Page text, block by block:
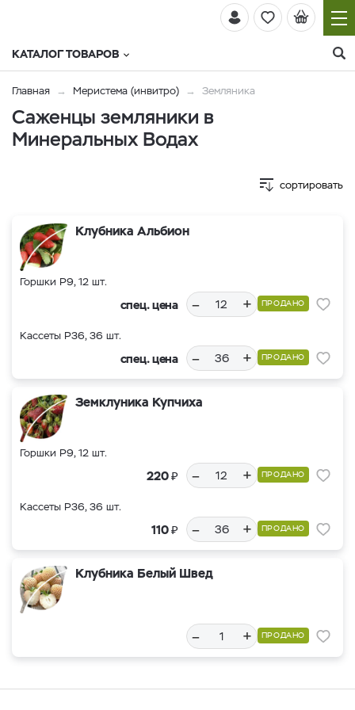
КАТАЛОГ ТОВАРОВ
Главная Меристема (инвитро) Земляника
Саженцы земляники в
Минеральных Водах
сортировать
Клубника Альбион
Горшки Р9, 12 шт.
спец. цена – + ПРОДАНО
Кассеты Р36, 36 шт.
спец. цена – + ПРОДАНО
Земклуника Купчиха
Горшки Р9, 12 шт.
220₽ – + ПРОДАНО
Кассеты Р36, 36 шт.
110₽ – + ПРОДАНО
Клубника Белый Швед
– + ПРОДАНО